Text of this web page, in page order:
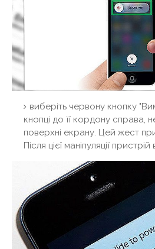
виберіть червону кнопку
кнопці до її кордону справа,
поверхні екрану. Цей жест
Після цієї маніпуляції